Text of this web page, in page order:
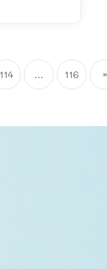
114 … 116 »